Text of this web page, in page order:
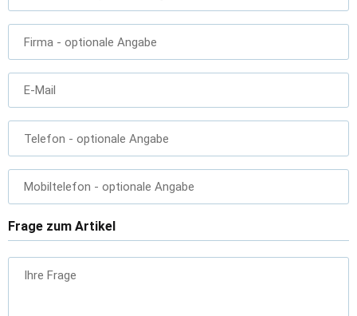
Firma - optionale Angabe
E-Mail
Telefon - optionale Angabe
Mobiltelefon - optionale Angabe
Frage zum Artikel
Ihre Frage